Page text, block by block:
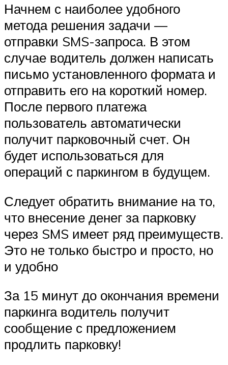
Начнем с наиболее удобного
метода решения задачи —
отправки SMS-запроса. В этом
случае водитель должен написать
письмо установленного формата и
отправить его на короткий номер.
После первого платежа
пользователь автоматически
получит парковочный счет. Он
будет использоваться для
операций с паркингом в будущем.
Следует обратить внимание на то,
что внесение денег за парковку
через SMS имеет ряд преимуществ.
Это не только быстро и просто, но
и удобно
За 15 минут до окончания времени
паркинга водитель получит
сообщение с предложением
продлить парковку!